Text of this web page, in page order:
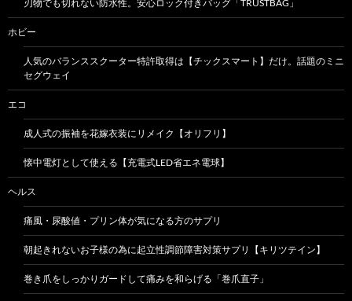
刃物でも切れない防水性。安心ロック付きバッグ「TRUSTBAG」
ホビー
人気のバランススクーター特許取得は【チックスマート】だけ。話題のミニ
セグウェイ
エコ
成人式の振袖を花嫁衣装にリメイク【オリフリ】
懐中電灯として使える【充電式LED省エネ電球】
ヘルス
痛風・尿酸値・プリン体が気になる方のサプリ
朝起きれないお子様の為に起立性調節障害対策サプリ【キリツテイン】
巻き爪をしっかりガードして痛みを和らげる「巻爪直子」